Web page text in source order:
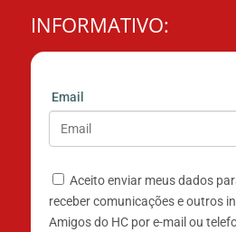
INFORMATIVO:
Email
Aceito enviar meus dados
receber comunicações e outros
Amigos do HC por e-mail ou